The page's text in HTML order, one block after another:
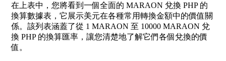
在上表中，您將看到一個全面的 MARAON 兌換 PHP 的
換算數據表，它展示美元在各種常用轉換金額中的價值關
係。該列表涵蓋了從 1 MARAON 至 10000 MARAON 兌
換 PHP 的換算匯率，讓您清楚地了解它們各個兌換的價
值。